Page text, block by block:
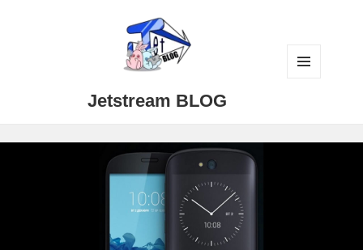
Jetstream BLOG